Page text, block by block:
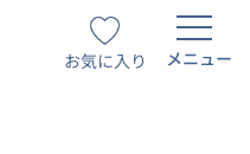
お気に入り メニュー